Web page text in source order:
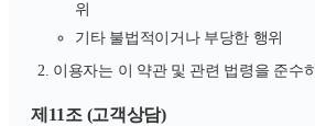
위
기타 불법적이거나 부당한 행위
이용자는 이 약관 및 관련 법령을 준수
제11조 (고객상담)